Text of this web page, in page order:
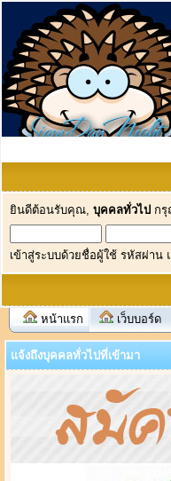
ยินดีต้อนรับคุณ, บุคคลทั่วไป ก
เข้าสู่ระบบด้วยชื่อผู้ใช้ รหัสผ่าน
หน้าแรก เว็บบอร์ด
แจ้งถึงบุคคลทั่วไปที่เข้ามา